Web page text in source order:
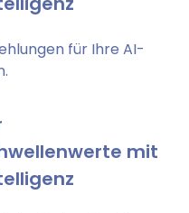
für Ihre AI-
mit